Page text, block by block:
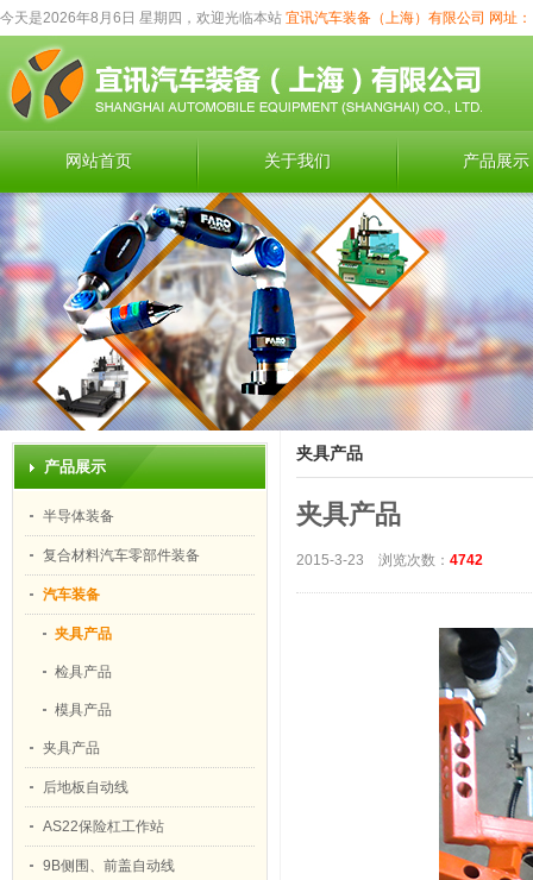
今天是2026年8月6日 星期四，欢迎光临本站 宜讯汽车装备（上海）有限公司 网址：
网站首页 关于我们 产品展示
产品展示
半导体装备
复合材料汽车零部件装备
汽车装备
夹具产品
检具产品
模具产品
夹具产品
后地板自动线
AS22保险杠工作站
9B侧围、前盖自动线
夹具产品
夹具产品
2015-3-23 浏览次数：4742